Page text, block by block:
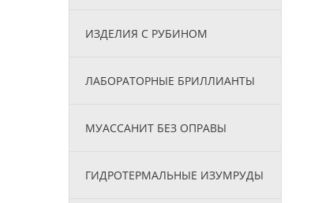
ИЗДЕЛИЯ С РУБИНОМ
ЛАБОРАТОРНЫЕ БРИЛЛИАНТЫ
МУАССАНИТ БЕЗ ОПРАВЫ
ГИДРОТЕРМАЛЬНЫЕ ИЗУМРУДЫ